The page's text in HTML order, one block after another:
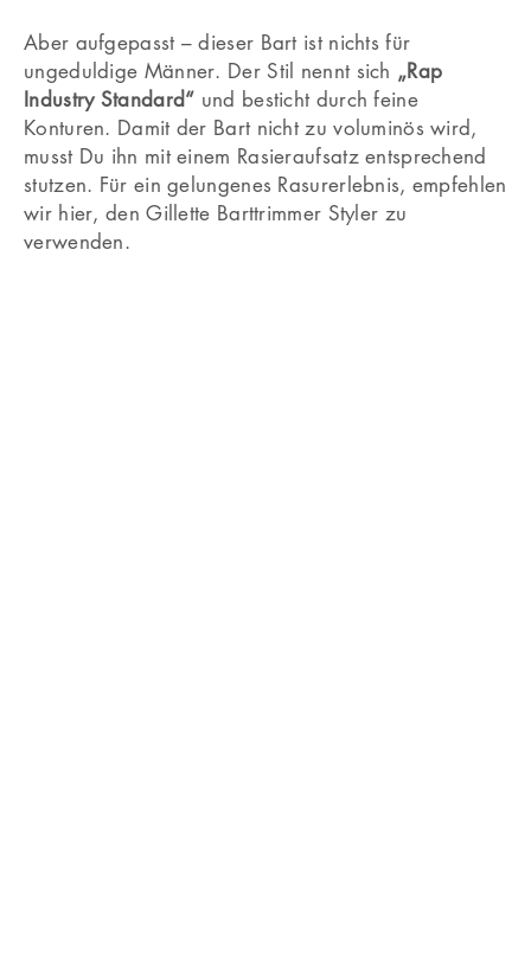
Aber aufgepasst – dieser Bart ist nichts für
ungeduldige Männer. Der Stil nennt sich „Rap
Industry Standard“ und besticht durch feine
Konturen. Damit der Bart nicht zu voluminös wird,
musst Du ihn mit einem Rasieraufsatz entsprechend
stutzen. Für ein gelungenes Rasurerlebnis, empfehlen
wir hier, den Gillette Barttrimmer Styler zu
verwenden.